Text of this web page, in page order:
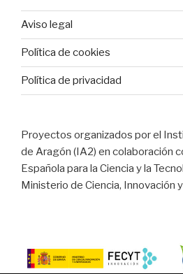
Aviso legal
Política de cookies
Política de privacidad
Proyectos organizados por el
de Aragón (IA2) en colaboración
Española para la Ciencia y la
Ministerio de Ciencia, Innovación